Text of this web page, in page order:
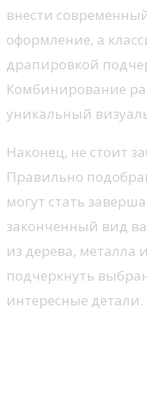
внести
оформление, а
драпировкой
Комбинирование
уникальный
Наконец, не стоит
Правильно
могут стать
законченный вид
из дерева, металла
подчеркнуть
интересные детали.